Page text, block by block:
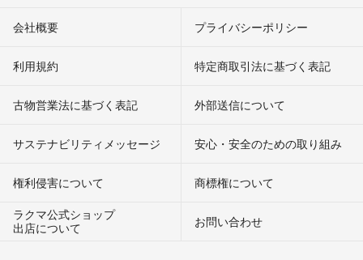
会社概要 プライバシーポリシー
利用規約 特定商取引法に基づく表記
古物営業法に基づく表記 外部送信について
サステナビリティメッセージ 安心・安全のための取り組み
権利侵害について
商標権について
ラクマ公式ショップ
出店について
お問い合わせ